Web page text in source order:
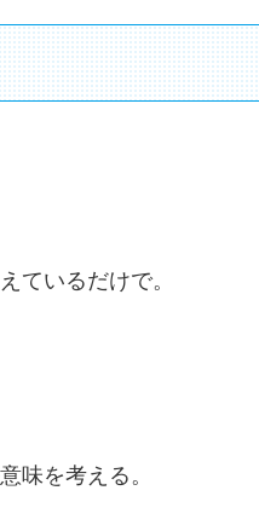
ているだけで。
味を考える。